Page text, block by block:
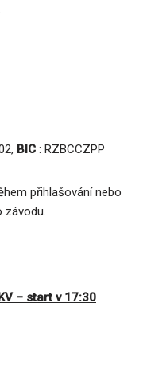
BIC : RZBCCZPP
přihlašování nebo
závodu.
– start v 17:30